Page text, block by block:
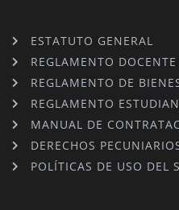
ESTATUTO GENERAL
REGLAMENTO DOCENTE
REGLAMENTO DE
REGLAMENTO
MANUAL DE
DERECHOS
POLÍTICAS DE USO DEL